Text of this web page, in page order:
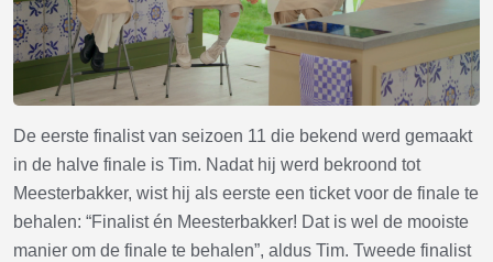
De eerste finalist van seizoen 11 die bekend werd gemaakt
in de halve finale is Tim. Nadat hij werd bekroond tot
Meesterbakker, wist hij als eerste een ticket voor de finale te
behalen: “Finalist én Meesterbakker! Dat is wel de mooiste
manier om de finale te behalen”, aldus Tim. Tweede finalist